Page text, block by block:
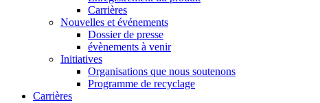
Carrières
Nouvelles et événements
Dossier de presse
évènements à venir
Initiatives
Organisations que nous soutenons
Programme de recyclage
Carrières